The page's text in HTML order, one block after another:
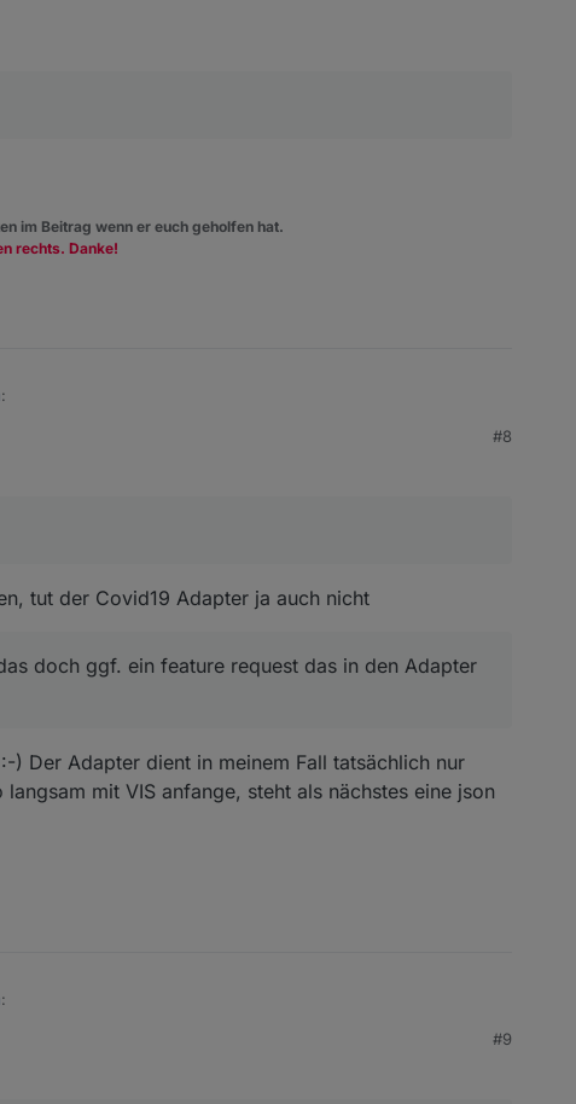
im Beitrag wenn er euch geholfen hat.
rechts. Danke!
:
#8
tut der Covid19 Adapter ja auch nicht
doch ggf. ein feature request das in den Adapter
) Der Adapter dient in meinem Fall tatsächlich nur
mit VIS anfange, steht als nächstes eine json
:
#9